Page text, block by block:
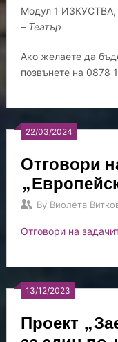
Модул 1 ИЗКУСТВА,
– Театър
Ако желаете да
позвънете на 0878
22/03/2024
Отговори
By Виолета
Отговори на
13/12/2023
Проект